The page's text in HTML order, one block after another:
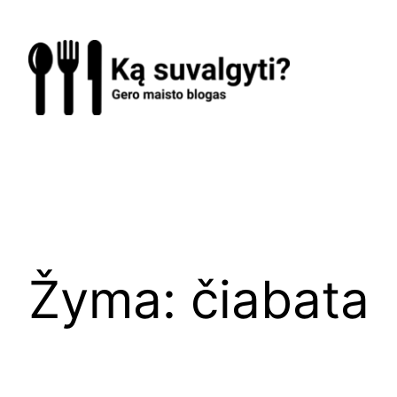
turinio
Žyma: čiabata